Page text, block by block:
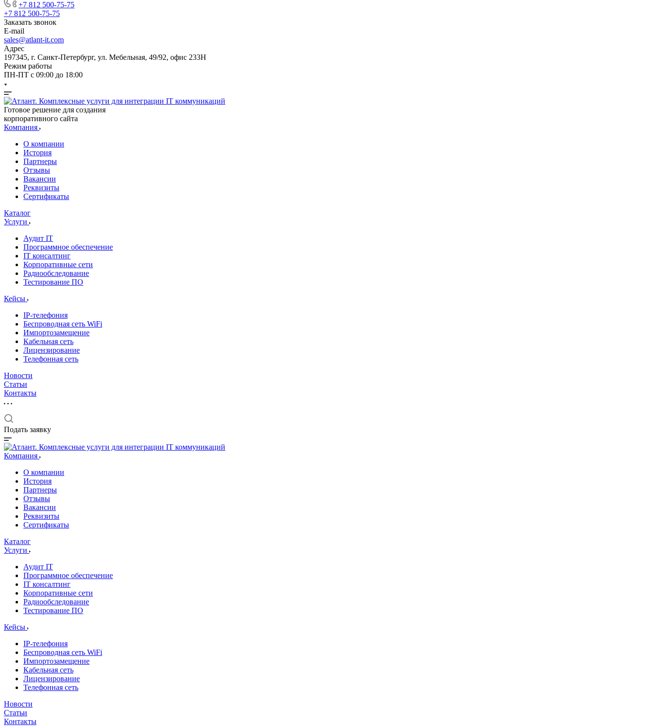
+7 812 500-75-75
+7 812 500-75-75
Заказать звонок
E-mail
sales@atlant-it.com
Адрес
197345, г. Санкт-Петербург, ул. Мебельная, 49/92, офис 233Н
Режим работы
ПН-ПТ с 09:00 до 18:00
Готовое решение для создания
корпоративного сайта
Компания
О компании
История
Партнеры
Отзывы
Вакансии
Реквизиты
Сертификаты
Каталог
Услуги
Аудит IT
Программное обеспечение
IT консалтинг
Корпоративные сети
Радиообследование
Тестирование ПО
Кейсы
IP-телефония
Беспроводная сеть WiFi
Импортозамещение
Кабельная сеть
Лицензирование
Телефонная сеть
Новости
Статьи
Контакты
Подать заявку
Компания
О компании
История
Партнеры
Отзывы
Вакансии
Реквизиты
Сертификаты
Каталог
Услуги
Аудит IT
Программное обеспечение
IT консалтинг
Корпоративные сети
Радиообследование
Тестирование ПО
Кейсы
IP-телефония
Беспроводная сеть WiFi
Импортозамещение
Кабельная сеть
Лицензирование
Телефонная сеть
Новости
Статьи
Контакты